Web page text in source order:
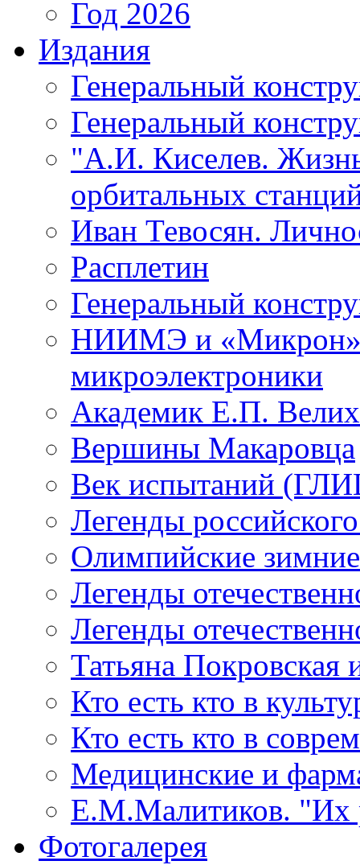
Год 2026
Издания
Генеральный
Генеральный
"А.И. Киселев.
орбитальных
Иван Тевосян.
Расплетин
Генеральный
НИИМЭ и «Микрон»
микроэлектроники
Академик Е.П.
Вершины Макаровца
Век испытаний
Легенды
Олимпийские
Легенды
Легенды
Татьяна Покровская
Кто есть кто в
Кто есть кто в
Медицинские и
Е.М.Малитиков. "Их
Фотогалерея